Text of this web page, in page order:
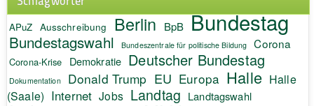
APuZ Ausschreibung Berlin BpB Bundestag
Bundestagswahl Bundeszentrale für politische Bildung Corona
Corona-Krise Demokratie Deutscher Bundestag
Dokumentation Donald Trump EU Europa Halle Halle
(Saale) Internet Jobs Landtag Landtagswahl